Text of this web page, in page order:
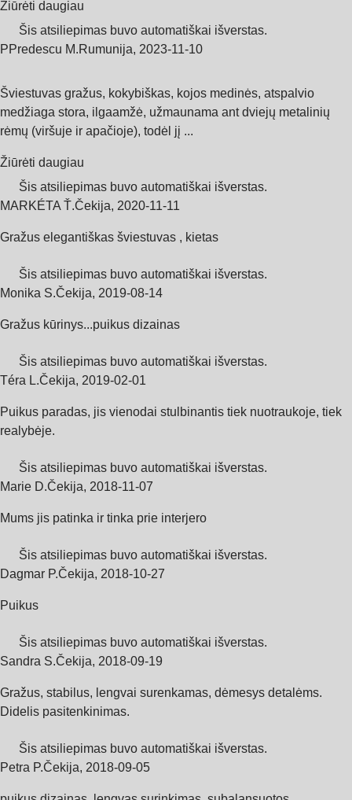
Žiūrėti daugiau
Šis atsiliepimas buvo automatiškai išverstas.
PPredescu M.Rumunija, 2023‑11‑10
Šviestuvas gražus, kokybiškas, kojos medinės, atspalvio
medžiaga stora, ilgaamžė, užmaunama ant dviejų metalinių
rėmų (viršuje ir apačioje), todėl jį ...
Žiūrėti daugiau
Šis atsiliepimas buvo automatiškai išverstas.
MARKÉTA Ť.Čekija, 2020‑11‑11
Gražus elegantiškas šviestuvas , kietas
Šis atsiliepimas buvo automatiškai išverstas.
Monika S.Čekija, 2019‑08‑14
Gražus kūrinys...puikus dizainas
Šis atsiliepimas buvo automatiškai išverstas.
Téra L.Čekija, 2019‑02‑01
Puikus paradas, jis vienodai stulbinantis tiek nuotraukoje, tiek
realybėje.
Šis atsiliepimas buvo automatiškai išverstas.
Marie D.Čekija, 2018‑11‑07
Mums jis patinka ir tinka prie interjero
Šis atsiliepimas buvo automatiškai išverstas.
Dagmar P.Čekija, 2018‑10‑27
Puikus
Šis atsiliepimas buvo automatiškai išverstas.
Sandra S.Čekija, 2018‑09‑19
Gražus, stabilus, lengvai surenkamas, dėmesys detalėms.
Didelis pasitenkinimas.
Šis atsiliepimas buvo automatiškai išverstas.
Petra P.Čekija, 2018‑09‑05